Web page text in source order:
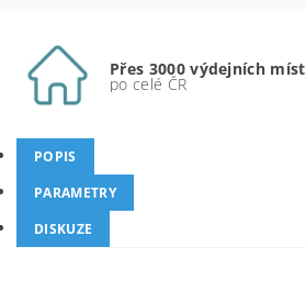
Přes 3000 výdejních míst
po celé ČR
POPIS
PARAMETRY
DISKUZE